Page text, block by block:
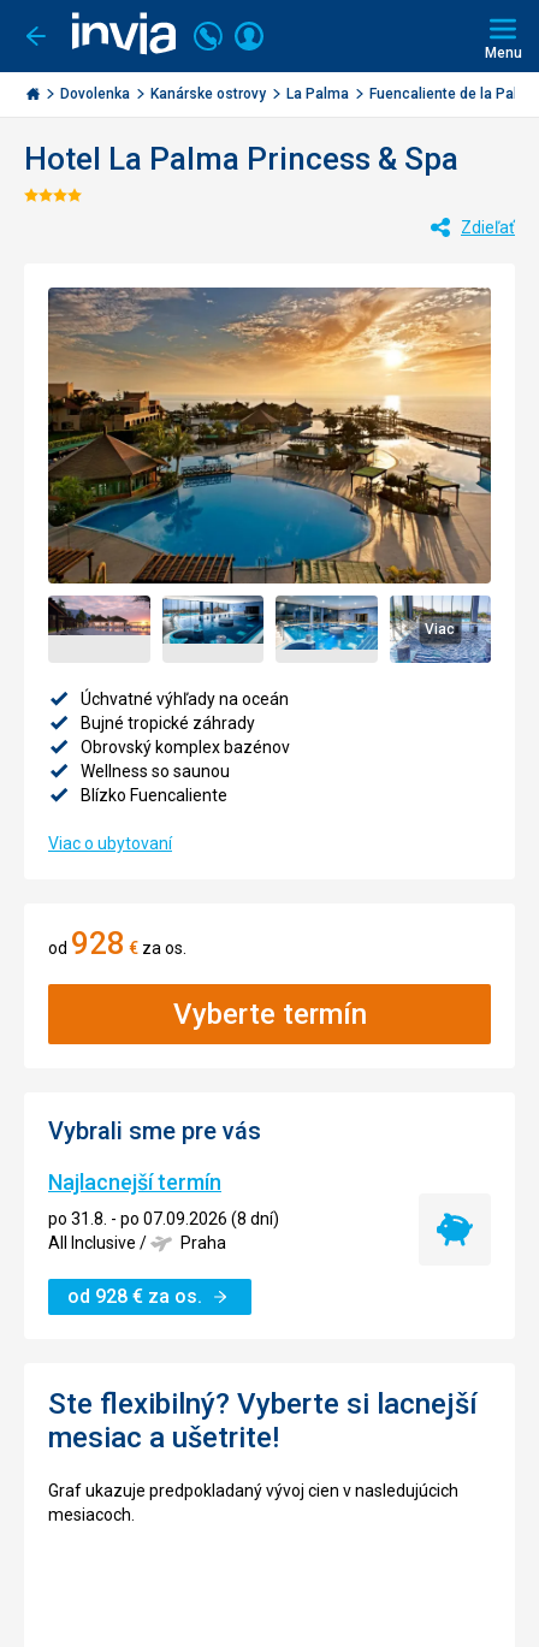
Ísť
späť
Invia.sk
Volajte
+421
2
3221
Prihlásiť
Menu
Dovolenka Kanárske ostrovy La Palma Fuencaliente de la Pal...
Hotel La Palma Princess & Spa
Hodnotenie:
Zdieľať
Viac
Úchvatné výhľady na oceán
Bujné tropické záhrady
Obrovský komplex bazénov
Wellness so saunou
Blízko Fuencaliente
Viac o ubytovaní
od 928 € za os.
Vyberte termín
Vybrali sme pre vás
Najlacnejší termín
po 31.8. - po 07.09.2026 (8 dní)
All Inclusive / Praha
od 928 € za os.
Najlacnejší
Ste flexibilný? Vyberte si lacnejší
mesiac a ušetrite!
Graf ukazuje predpokladaný vývoj cien v nasledujúcich
mesiacoch.